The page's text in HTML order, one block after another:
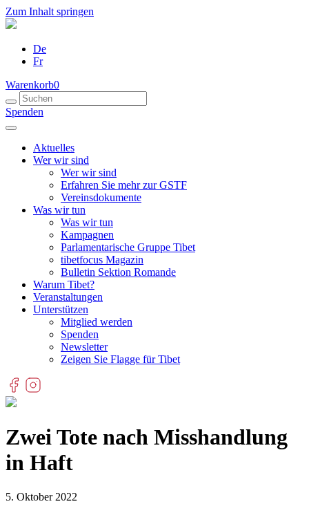
Zum Inhalt springen
De
Fr
Warenkorb0
Spenden
Aktuelles
Wer wir sind
Wer wir sind
Erfahren Sie mehr zur GSTF
Vereinsdokumente
Was wir tun
Was wir tun
Kampagnen
Parlamentarische Gruppe Tibet
tibetfocus Magazin
Bulletin Sektion Romande
Warum Tibet?
Veranstaltungen
Unterstützen
Mitglied werden
Spenden
Newsletter
Zeigen Sie Flagge für Tibet
Zwei Tote nach Misshandlung
in Haft
5. Oktober 2022